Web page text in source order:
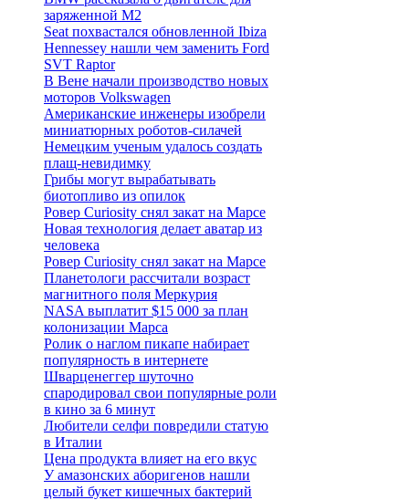
заряженной M2
Seat похвастался обновленной Ibiza
Hennessey нашли чем заменить Ford
SVT Raptor
В Вене начали производство новых
моторов Volkswagen
Американские инженеры изобрели
миниатюрных роботов-силачей
Немецким ученым удалось создать
плащ-невидимку
Грибы могут вырабатывать
биотопливо из опилок
Ровер Curiosity снял закат на Марсе
Новая технология делает аватар из
человека
Ровер Curiosity снял закат на Марсе
Планетологи рассчитали возраст
магнитного поля Меркурия
NASA выплатит $15 000 за план
колонизации Марса
Ролик о наглом пикапе набирает
популярность в интернете
Шварценеггер шуточно
спародировал свои популярные роли
в кино за 6 минут
Любители селфи повредили статую
в Италии
Цена продукта влияет на его вкус
У амазонских аборигенов нашли
целый букет кишечных бактерий